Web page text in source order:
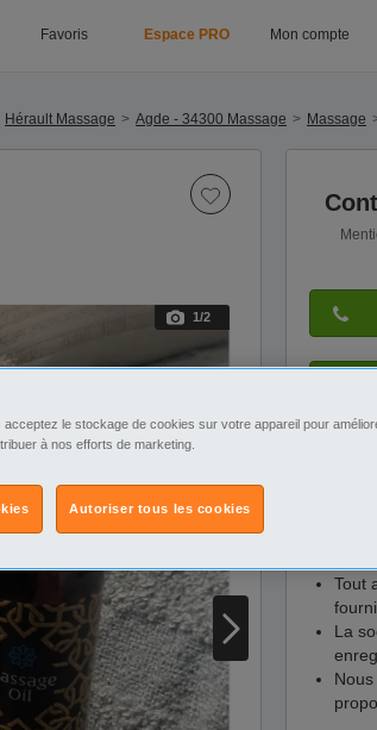
Favoris Espace PRO Mon compte
Hérault Massage Agde - 34300 Massage Massage
1/2
Tout
La
le stockage de cookies sur votre appareil pour
à nos efforts de marketing.
Autoriser tous les cookies